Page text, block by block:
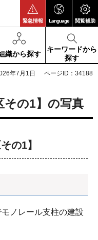
緊急情報 Language 閲覧補助
織から探す
キーワードから
探す
年7月1日 ページID：34188
その1】の写真
の1】
ノレール支柱の建設